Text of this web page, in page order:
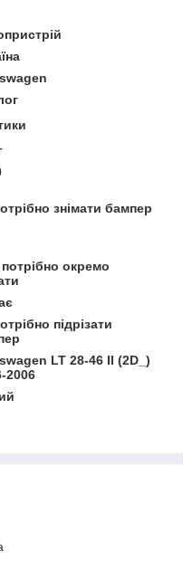
знімати бампер
окремо
підрізати
LT 28-46 II (2D_)
2006